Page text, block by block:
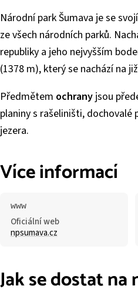
Národní park Šumava je se
ze všech národních parků.
republiky a jeho nejvyšším
(1378 m), který se nachází na
Předmětem ochrany jsou
planiny s rašeliništi,
jezera.
Více informací
Oficiální web
npsumava.cz
Jak se dostat na